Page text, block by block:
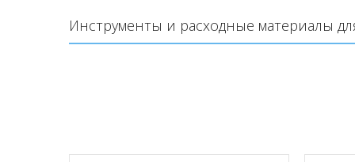
Инструменты и расходные материалы